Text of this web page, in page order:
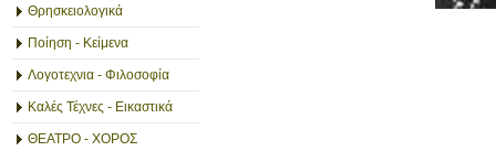
Θρησκειολογικά
Ποίηση - Κείμενα
Λογοτεχνια - Φιλοσοφία
Καλές Τέχνες - Εικαστικά
ΘΕΑΤΡΟ - ΧΟΡΟΣ